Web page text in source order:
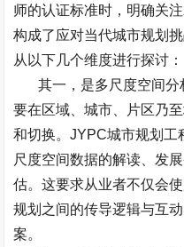
师的认证标准时，明确关
构成了应对当代城市规划
从以下几个维度进行探讨：
其一，是多尺度空间分
要在区域、城市、片区乃
和切换。JYPC城市规划工
尺度空间数据的解读、发
估。这要求从业者不仅会
规划之间的传导逻辑与互
案。